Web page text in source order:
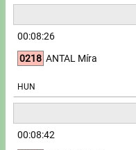
00:08:26
0218 ANTAL Míra
HUN
00:08:42